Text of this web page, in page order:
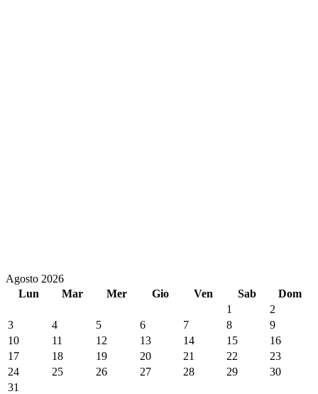
Agosto 2026
Lun
Mar Mer Gio Ven Sab
Dom
1
2
3
4 5 6 7 8
9
10
11 12 13 14 15
16
17
18 19 20 21 22
23
24
25 26 27 28 29
30
31